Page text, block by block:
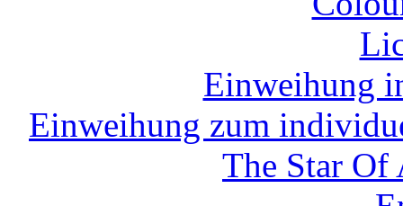
Einweihung
Einweihung zum
The Star Of